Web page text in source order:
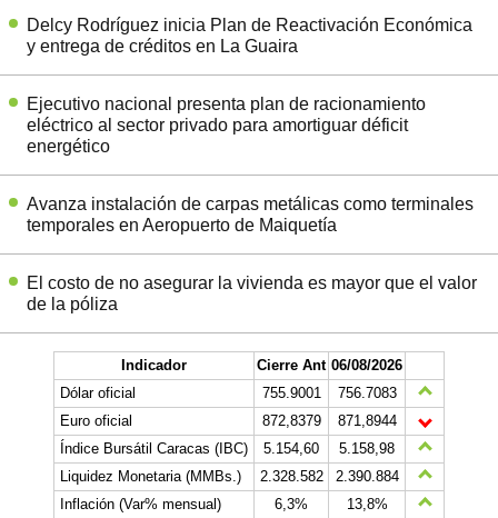
Delcy Rodríguez inicia Plan de Reactivación Económica
y entrega de créditos en La Guaira
Ejecutivo nacional presenta plan de racionamiento
eléctrico al sector privado para amortiguar déficit
energético
Avanza instalación de carpas metálicas como terminales
temporales en Aeropuerto de Maiquetía
El costo de no asegurar la vivienda es mayor que el valor
de la póliza
Indicador Cierre Ant 06/08/2026
Dólar oficial
755.9001
756.7083
Euro oficial
872,8379
871,8944
Índice Bursátil Caracas (IBC)
5.154,60
5.158,98
Liquidez Monetaria (MMBs.)
2.328.582
2.390.884
Inflación (Var% mensual)
6,3%
13,8%